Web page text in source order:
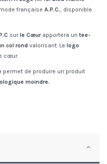
française A.P.C. , disponible
surle Cœur apportera un tee-
col rond valorisant. Le logo
cœur.
permet de produire un produit
moindre.